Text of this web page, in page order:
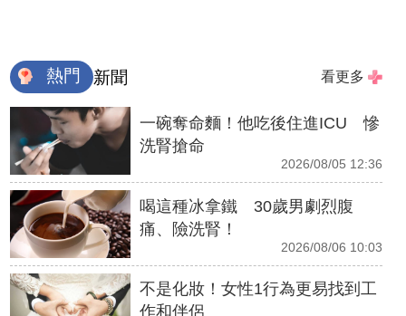
熱門 新聞 看更多
一碗奪命麵！他吃後住進ICU 慘
洗腎搶命
2026/08/05 12:36
喝這種冰拿鐵 30歲男劇烈腹
痛、險洗腎！
2026/08/06 10:03
不是化妝！女性1行為更易找到工
作和伴侶